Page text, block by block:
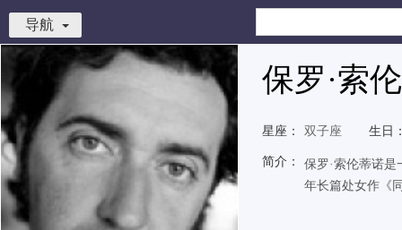
导航
保罗·索
星座： 双子座 生日
简介：
保罗·索伦蒂诺是
年长篇处女作《